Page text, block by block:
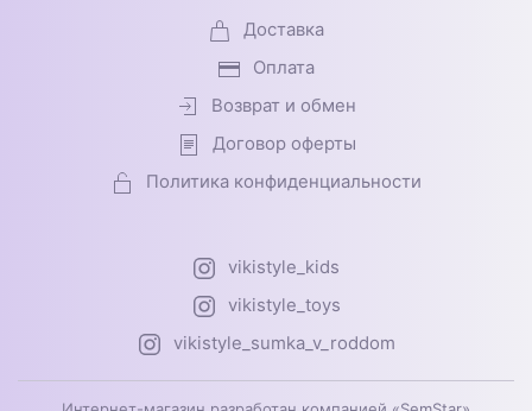
Доставка
Оплата
Возврат и обмен
Договор оферты
Политика конфиденциальности
vikistyle_kids
vikistyle_toys
vikistyle_sumka_v_roddom